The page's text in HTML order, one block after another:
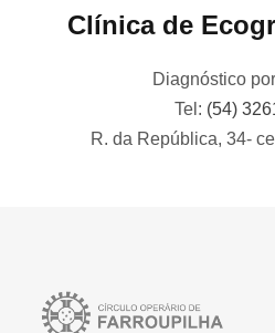
Clínica de
Diagnóstico
Tel: (54)
R. da República, 34-